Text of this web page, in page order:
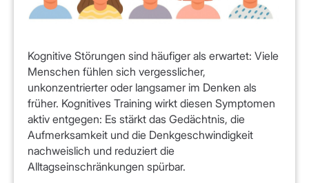
Kognitive Störungen sind häufiger als erwartet: Viele
Menschen fühlen sich vergesslicher,
unkonzentrierter oder langsamer im Denken als
früher. Kognitives Training wirkt diesen Symptomen
aktiv entgegen: Es stärkt das Gedächtnis, die
Aufmerksamkeit und die Denkgeschwindigkeit
nachweislich und reduziert die
Alltagseinschränkungen spürbar.